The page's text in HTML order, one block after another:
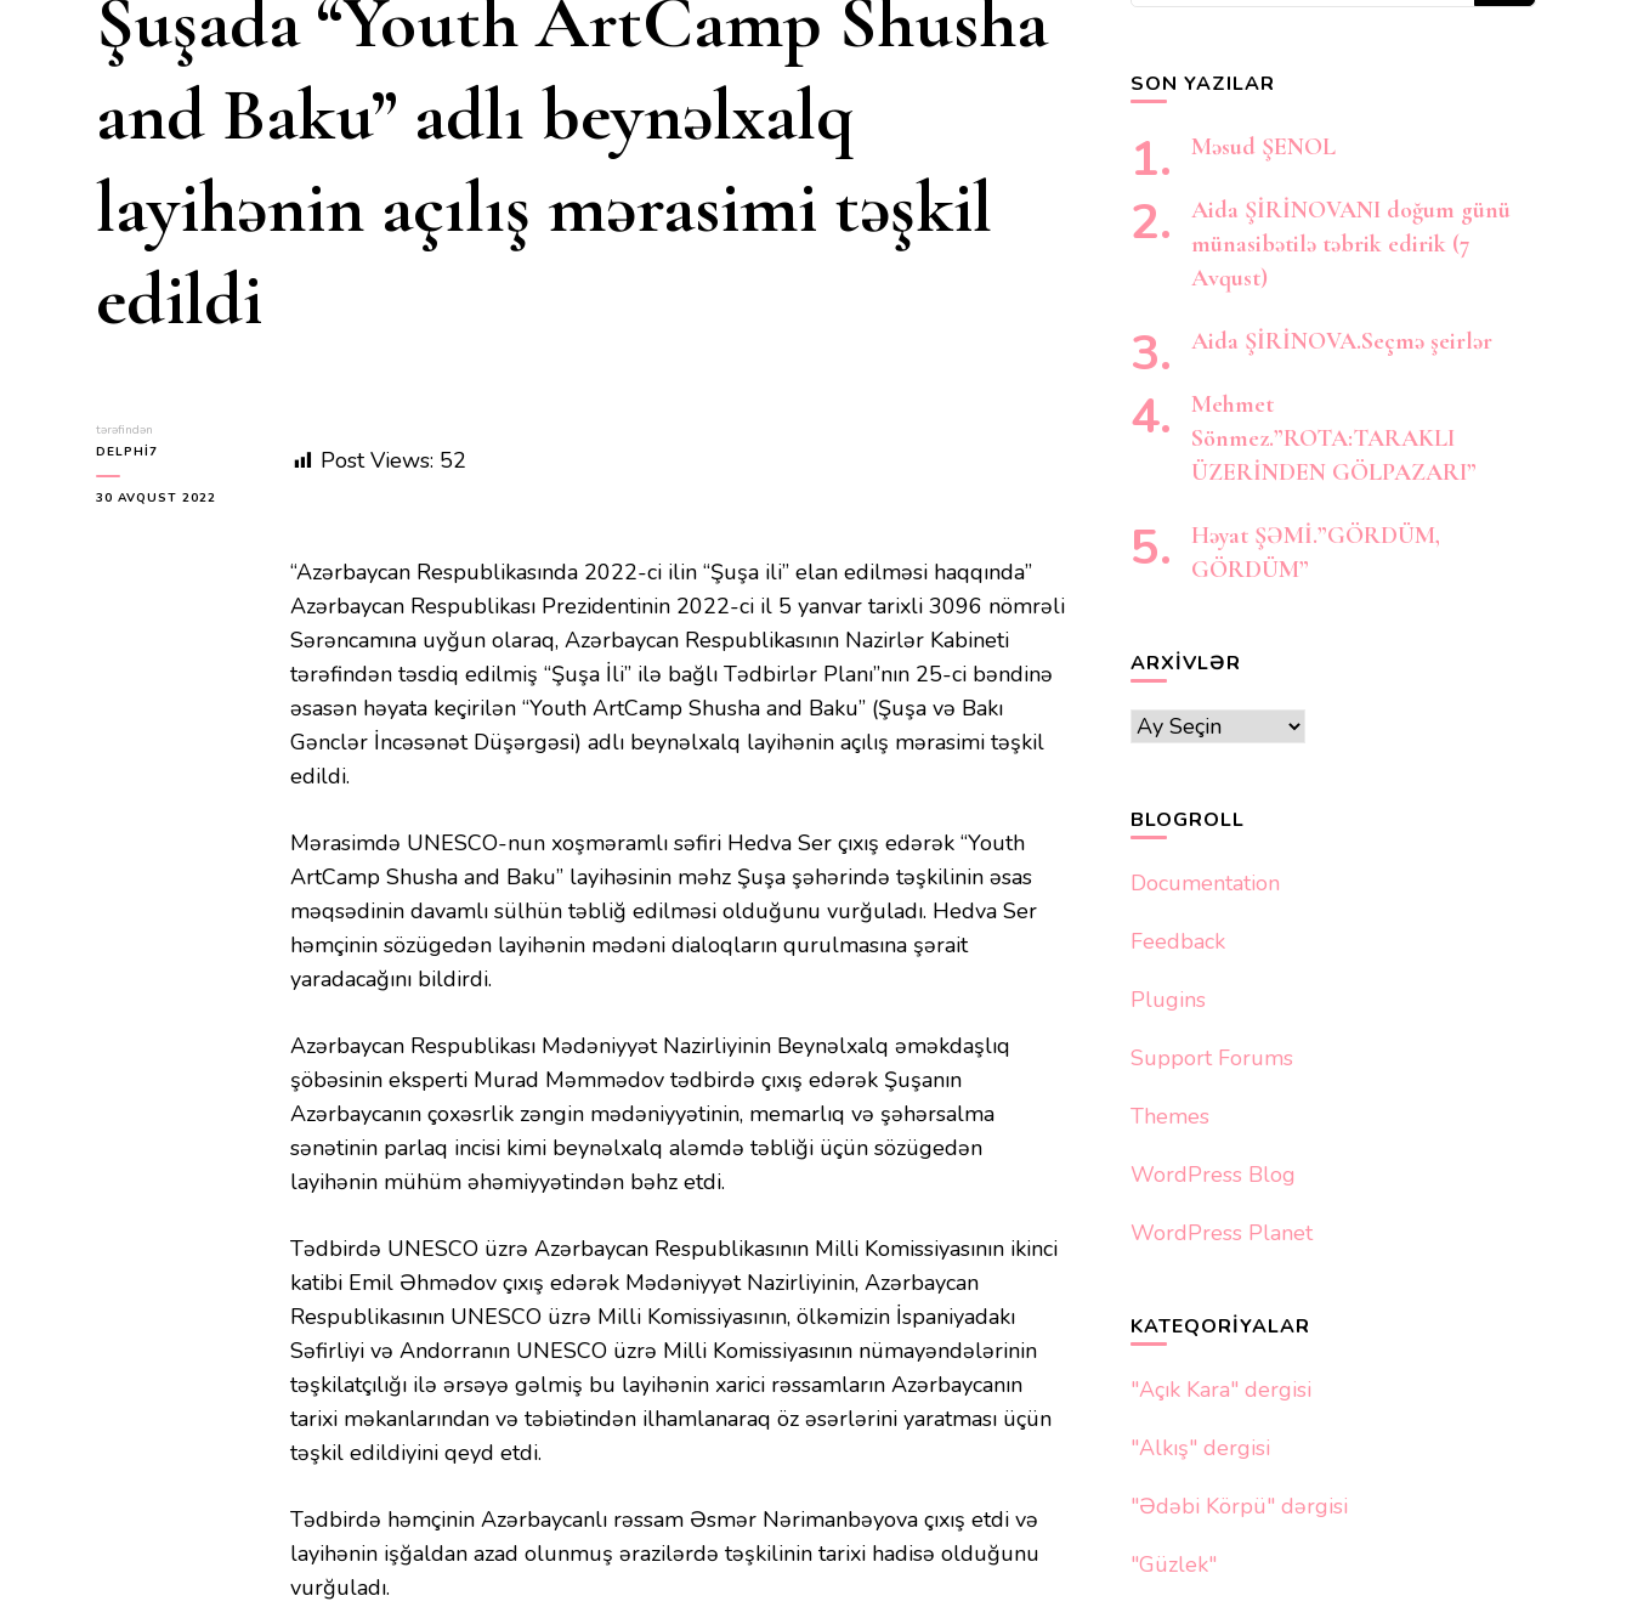
Şuşada “Youth ArtCamp Shusha
and Baku” adlı beynəlxalq
layihənin açılış mərasimi təşkil
edildi
tərəfindən
DELPHI7
30 AVQUST 2022
Post Views: 52
“Azərbaycan Respublikasında 2022-ci ilin “Şuşa ili” elan edilməsi haqqında”
Azərbaycan Respublikası Prezidentinin 2022-ci il 5 yanvar tarixli 3096 nömrəli
Sərəncamına uyğun olaraq, Azərbaycan Respublikasının Nazirlər Kabineti
tərəfindən təsdiq edilmiş “Şuşa İli” ilə bağlı Tədbirlər Planı”nın 25-ci bəndinə
əsasən həyata keçirilən “Youth ArtCamp Shusha and Baku” (Şuşa və Bakı
Gənclər İncəsənət Düşərgəsi) adlı beynəlxalq layihənin açılış mərasimi təşkil
edildi.
Mərasimdə UNESCO-nun xoşməramlı səfiri Hedva Ser çıxış edərək “Youth
ArtCamp Shusha and Baku” layihəsinin məhz Şuşa şəhərində təşkilinin əsas
məqsədinin davamlı sülhün təbliğ edilməsi olduğunu vurğuladı. Hedva Ser
həmçinin sözügedən layihənin mədəni dialoqların qurulmasına şərait
yaradacağını bildirdi.
Azərbaycan Respublikası Mədəniyyət Nazirliyinin Beynəlxalq əməkdaşlıq
şöbəsinin eksperti Murad Məmmədov tədbirdə çıxış edərək Şuşanın
Azərbaycanın çoxəsrlik zəngin mədəniyyətinin, memarlıq və şəhərsalma
sənətinin parlaq incisi kimi beynəlxalq aləmdə təbliği üçün sözügedən
layihənin mühüm əhəmiyyətindən bəhz etdi.
Tədbirdə UNESCO üzrə Azərbaycan Respublikasının Milli Komissiyasının ikinci
katibi Emil Əhmədov çıxış edərək Mədəniyyət Nazirliyinin, Azərbaycan
Respublikasının UNESCO üzrə Milli Komissiyasının, ölkəmizin İspaniyadakı
Səfirliyi və Andorranın UNESCO üzrə Milli Komissiyasının nümayəndələrinin
təşkilatçılığı ilə ərsəyə gəlmiş bu layihənin xarici rəssamların Azərbaycanın
tarixi məkanlarından və təbiətindən ilhamlanaraq öz əsərlərini yaratması üçün
təşkil edildiyini qeyd etdi.
Tədbirdə həmçinin Azərbaycanlı rəssam Əsmər Nərimanbəyova çıxış etdi və
layihənin işğaldan azad olunmuş ərazilərdə təşkilinin tarixi hadisə olduğunu
vurğuladı.
SON YAZILAR
Məsud ŞENOL
Aida ŞİRİNOVANI doğum günü
münasibətilə təbrik edirik (7
Avqust)
Aida ŞİRİNOVA.Seçmə şeirlər
Mehmet
Sönmez.”ROTA:TARAKLI
ÜZERİNDEN GÖLPAZARI”
Həyat ŞƏMİ.”GÖRDÜM,
GÖRDÜM”
ARXIVLƏR
Arxivlər
BLOGROLL
Documentation
Feedback
Plugins
Support Forums
Themes
WordPress Blog
WordPress Planet
KATEQORIYALAR
"Açık Kara" dergisi
"Alkış" dergisi
"Ədəbi Körpü" dərgisi
"Güzlek"